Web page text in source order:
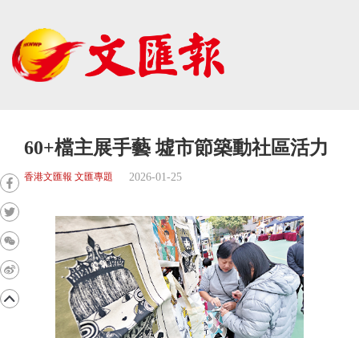
60+檔主展手藝 墟市節築動社區活力
香港文匯報 文匯專題 2026-01-25